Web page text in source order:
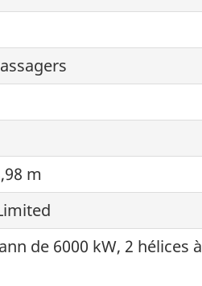
m
de 6000 kW, 2 hélices